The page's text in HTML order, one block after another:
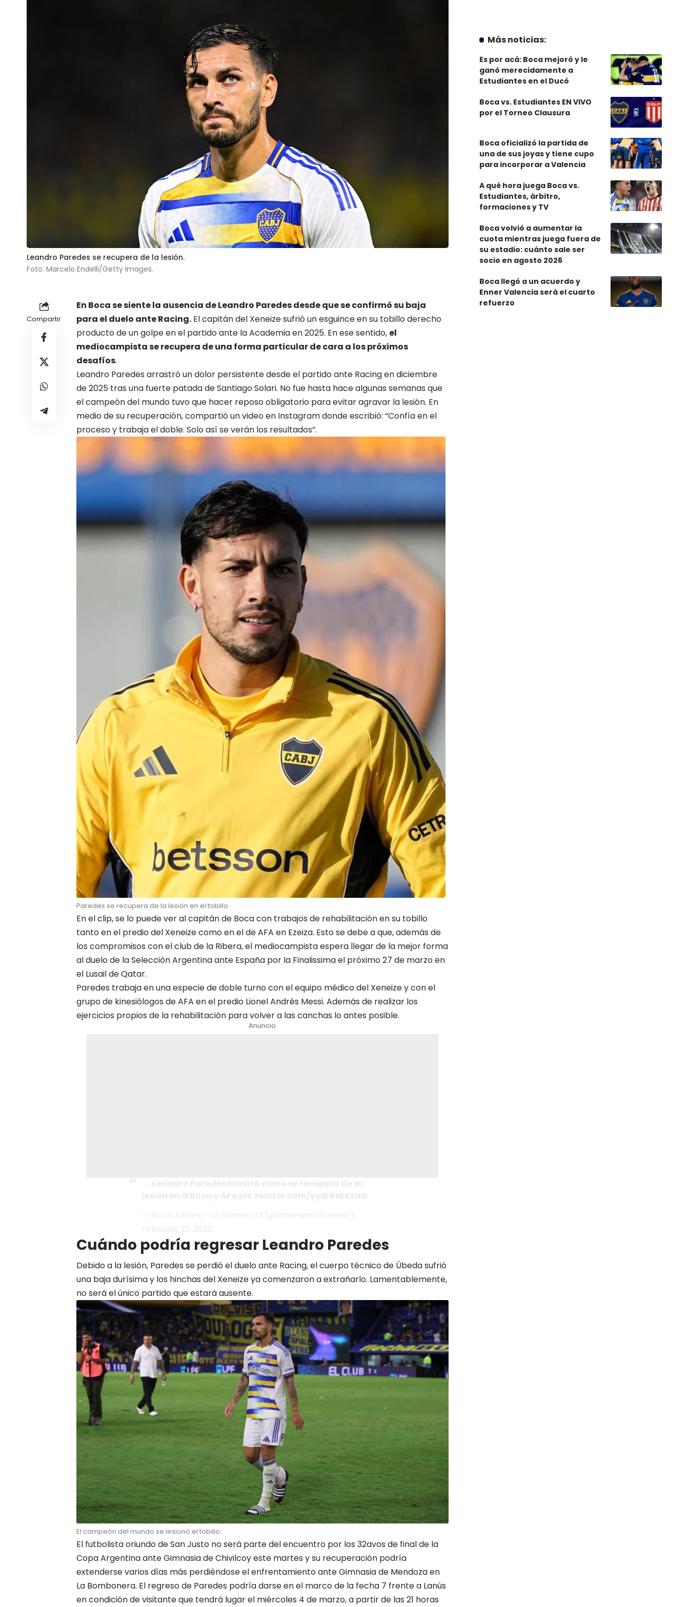
Leandro Paredes se recupera de la lesión.
Foto: Marcelo Endelli/Getty Images.
Compartir
En Boca se siente la ausencia deLeandro Paredesdesde que se confirmó su baja
para el duelo ante Racing. El capitán del Xeneize sufrió un esguince en su tobillo derecho
producto de un golpe en el partido ante la Academia en 2025. En ese sentido, el
mediocampista se recupera de una forma particular de cara a los próximos
desafíos.
Leandro Paredes arrastró un dolor persistente desde el partido ante Racing en diciembre
de 2025 tras una fuerte patada de Santiago Solari. No fue hasta hace algunas semanas que
elcampeón del mundo tuvo que hacer reposo obligatorio para evitar agravar la lesión. En
medio de su recuperación, compartió un video en Instagram donde escribió: “Confía en el
proceso y trabaja el doble. Solo así se verán los resultados”.
Paredes se recupera de la lesión en el tobillo.
En el clip, se lo puede ver al capitán de Boca con trabajos de rehabilitación en su tobillo
tanto en el predio del Xeneize como en el de AFA en Ezeiza. Esto se debe a que, además de
los compromisos con el club de la Ribera, el mediocampista espera llegar de la mejor forma
al duelo de la Selección Argentina ante España por la Finalissima el próximo 27 de marzo en
el Lusail de Qatar.
Paredes trabaja en una especie de doble turno con el equipo médico del Xeneize y con el
grupo de kinesiólogos de AFA en el predio Lionel Andrés Messi. Además de realizar los
ejercicios propios de la rehabilitación para volver a las canchas lo antes posible.
Anuncio
Cuándo podría regresar Leandro Paredes
Debido a la lesión, Paredes se perdió el duelo ante Racing, el cuerpo técnico de Úbeda sufrió
una baja durísima y los hinchas del Xeneize ya comenzaron a extrañarlo. Lamentablemente,
no será el único partido que estará ausente.
El campeón del mundo se lesionó el tobillo.
El futbolista oriundo de San Justo no será parte del encuentro por los 32avos de final de la
Copa Argentina ante Gimnasia de Chivilcoy este martes y su recuperación podría
extenderse varios días más perdiéndose el enfrentamiento ante Gimnasia de Mendoza en
La Bombonera. El regreso de Paredes podría darse en el marco de la fecha 7 frente a Lanús
en condición de visitante que tendrá lugar el miércoles 4 de marzo, a partir de las 21 horas
Más noticias:
Es por acá: Boca mejoró y le
ganó merecidamente a
Estudiantes en el Ducó
Boca vs. Estudiantes EN VIVO
por el Torneo Clausura
Boca oficializó la partida de
una de sus joyas y tiene cupo
para incorporar a Valencia
A qué hora juega Boca vs.
Estudiantes, árbitro,
formaciones y TV
Boca volvió a aumentar la
cuota mientras juega fuera de
su estadio: cuánto sale ser
socio en agosto 2026
Boca llegó a un acuerdo y
Enner Valencia será el cuarto
refuerzo